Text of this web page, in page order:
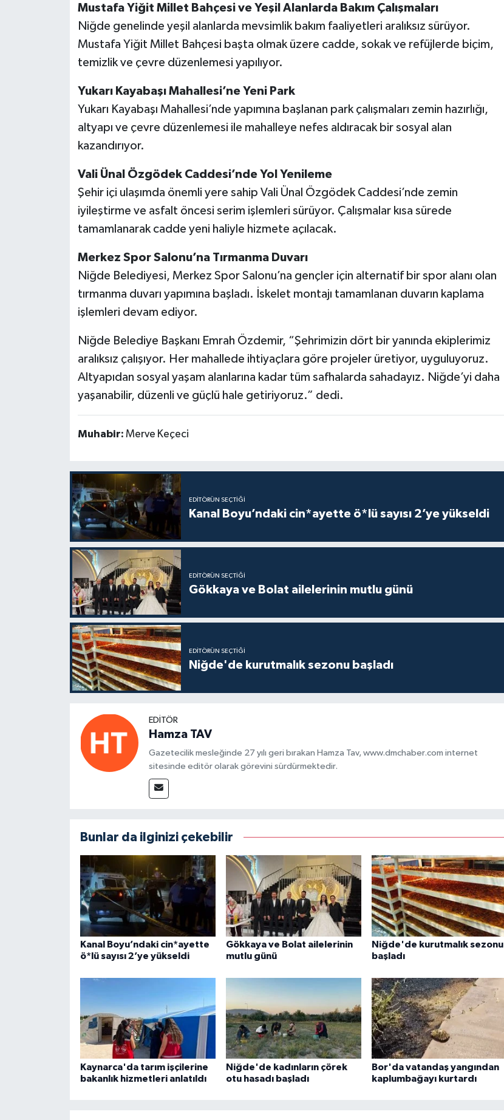
Mustafa Yiğit Millet Bahçesi ve Yeşil Alanlarda Bakım Çalışmaları
Niğde genelinde yeşil alanlarda mevsimlik bakım faaliyetleri aralıksız sürüyor.
Mustafa Yiğit Millet Bahçesi başta olmak üzere cadde, sokak ve refüjlerde biçim,
temizlik ve çevre düzenlemesi yapılıyor.
Yukarı Kayabaşı Mahallesi’ne Yeni Park
Yukarı Kayabaşı Mahallesi’nde yapımına başlanan park çalışmaları zemin hazırlığı,
altyapı ve çevre düzenlemesi ile mahalleye nefes aldıracak bir sosyal alan
kazandırıyor.
Vali Ünal Özgödek Caddesi’nde Yol Yenileme
Şehir içi ulaşımda önemli yere sahip Vali Ünal Özgödek Caddesi’nde zemin
iyileştirme ve asfalt öncesi serim işlemleri sürüyor. Çalışmalar kısa sürede
tamamlanarak cadde yeni haliyle hizmete açılacak.
Merkez Spor Salonu’na Tırmanma Duvarı
Niğde Belediyesi, Merkez Spor Salonu’na gençler için alternatif bir spor alanı olan
tırmanma duvarı yapımına başladı. İskelet montajı tamamlanan duvarın kaplama
işlemleri devam ediyor.
Niğde Belediye Başkanı Emrah Özdemir, “Şehrimizin dört bir yanında ekiplerimiz
aralıksız çalışıyor. Her mahallede ihtiyaçlara göre projeler üretiyor, uyguluyoruz.
Altyapıdan sosyal yaşam alanlarına kadar tüm safhalarda sahadayız. Niğde’yi daha
yaşanabilir, düzenli ve güçlü hale getiriyoruz.” dedi.
Muhabir: Merve Keçeci
EDITÖRÜN SEÇTIĞI
Kanal Boyu’ndaki cin*ayette ö*lü sayısı 2’ye yükseldi
EDITÖRÜN SEÇTIĞI
Gökkaya ve Bolat ailelerinin mutlu günü
EDITÖRÜN SEÇTIĞI
Niğde'de kurutmalık sezonu başladı
EDITÖR
Hamza TAV
Gazetecilik mesleğinde 27 yılı geri bırakan Hamza Tav, www.dmchaber.com internet
sitesinde editör olarak görevini sürdürmektedir.
Bunlar da ilginizi çekebilir
Kanal Boyu’ndaki cin*ayette
ö*lü sayısı 2’ye yükseldi
Gökkaya ve Bolat ailelerinin
mutlu günü
Niğde'de kurutmalık sezonu
başladı
Kaynarca'da tarım işçilerine
bakanlık hizmetleri anlatıldı
Niğde'de kadınların çörek
otu hasadı başladı
Bor'da vatandaş yangından
kaplumbağayı kurtardı